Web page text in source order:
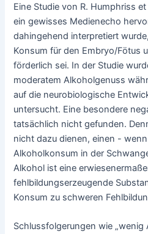
Eine Studie von R. Humphriss
ein gewisses Medienecho
dahingehend interpretiert
Konsum für den Embryo/Fötus
förderlich sei. In der Studie
moderatem Alkoholgenuss
auf die neurobiologische
untersucht. Eine besondere
tatsächlich nicht gefunden.
nicht dazu dienen, einen -
Alkoholkonsum in der
Alkohol ist eine
fehlbildungserzeugende
Konsum zu schweren
Schlussfolgerungen wie „wenig